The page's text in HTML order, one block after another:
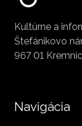
Kultúrne a
Štefánikovo
967 01
Navigácia